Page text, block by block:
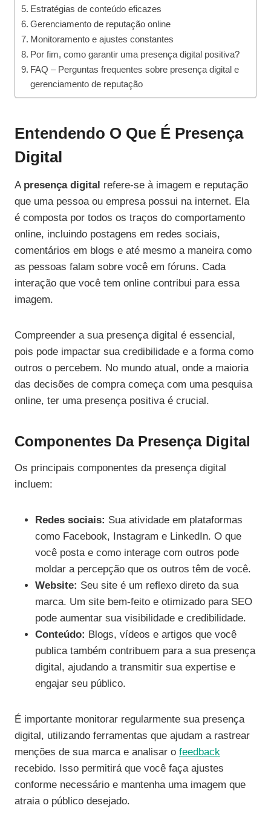
Estratégias de conteúdo eficazes
Gerenciamento de reputação online
Monitoramento e ajustes constantes
Por fim, como garantir uma presença digital positiva?
FAQ – Perguntas frequentes sobre presença digital e
gerenciamento de reputação
Entendendo O Que É Presença
Digital
A presença digital refere-se à imagem e reputação
que uma pessoa ou empresa possui na internet. Ela
é composta por todos os traços do comportamento
online, incluindo postagens em redes sociais,
comentários em blogs e até mesmo a maneira como
as pessoas falam sobre você em fóruns. Cada
interação que você tem online contribui para essa
imagem.
Compreender a sua presença digital é essencial,
pois pode impactar sua credibilidade e a forma como
outros o percebem. No mundo atual, onde a maioria
das decisões de compra começa com uma pesquisa
online, ter uma presença positiva é crucial.
Componentes Da Presença Digital
Os principais componentes da presença digital
incluem:
Redes sociais: Sua atividade em plataformas
como Facebook, Instagram e LinkedIn. O que
você posta e como interage com outros pode
moldar a percepção que os outros têm de você.
Website: Seu site é um reflexo direto da sua
marca. Um site bem-feito e otimizado para SEO
pode aumentar sua visibilidade e credibilidade.
Conteúdo: Blogs, vídeos e artigos que você
publica também contribuem para a sua presença
digital, ajudando a transmitir sua expertise e
engajar seu público.
É importante monitorar regularmente sua presença
digital, utilizando ferramentas que ajudam a rastrear
menções de sua marca e analisar o feedback
recebido. Isso permitirá que você faça ajustes
conforme necessário e mantenha uma imagem que
atraia o público desejado.